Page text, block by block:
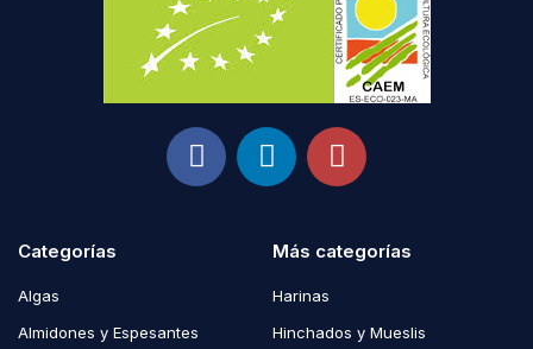
Categorías
Algas
Almidones y Espesantes
Más categorías
Harinas
Hinchados y Mueslis